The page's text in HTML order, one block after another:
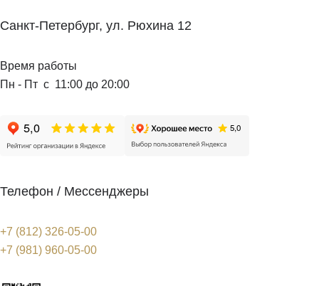
Телефон / Мессенджеры
+7 (812) 326-05-00
+7 (981) 960-05-00
Санкт-Петербург, ул. Рюхина 12
Время работы
Пн - Пт с 11:00 до 20:00